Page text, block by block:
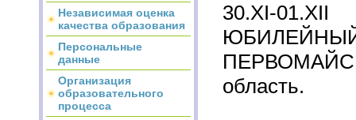
Независимая оценка
качества образования
Персональные
данные
Организация
образовательного
процесса
30.XI-
область.